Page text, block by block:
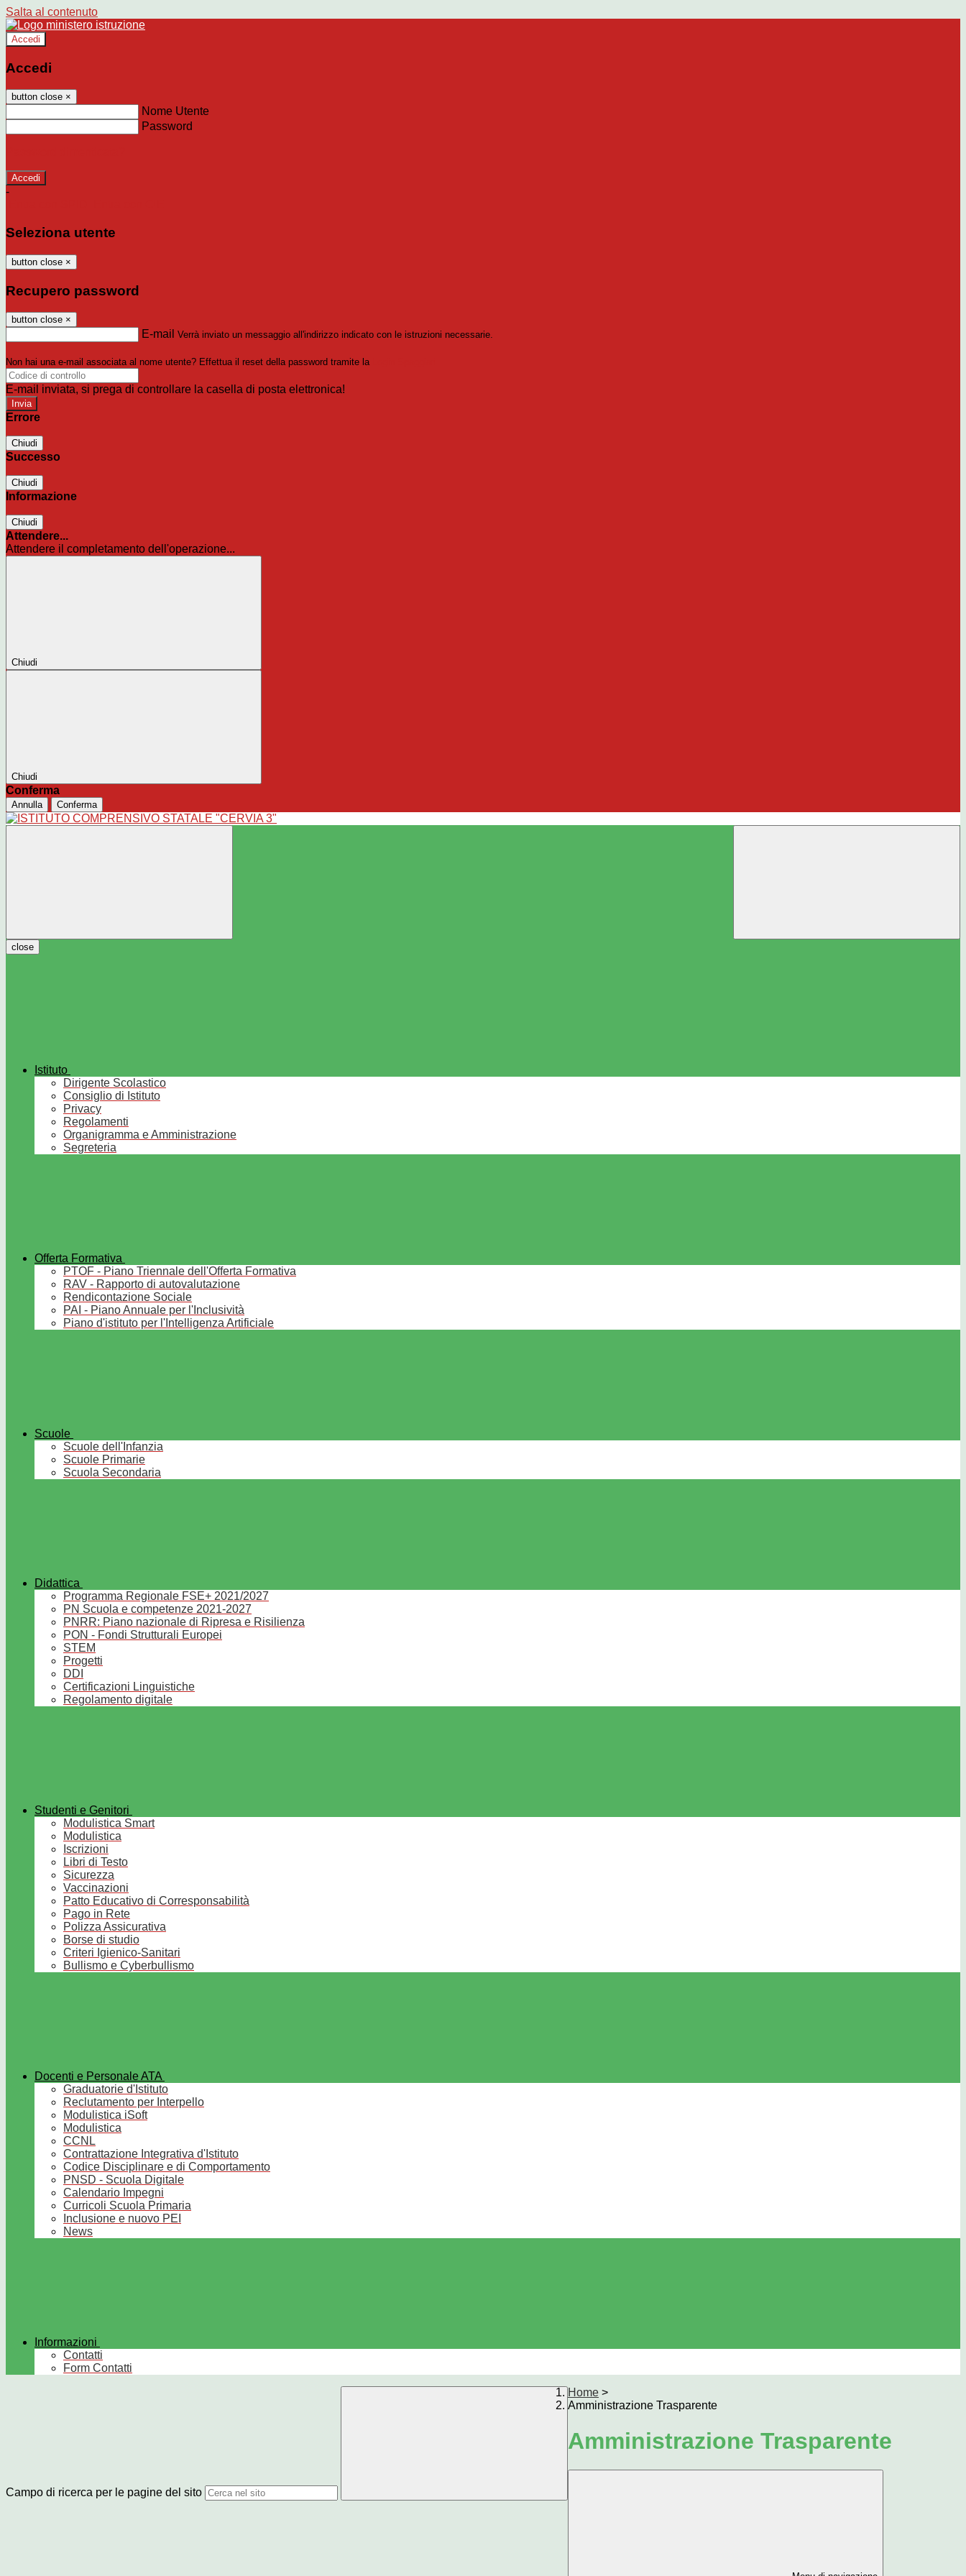
Salta al contenuto
Accedi
Accedi
button close ×
Nome Utente
Password
-
Seleziona utente
button close ×
Recupero password
button close ×
E-mail Verrà inviato un messaggio all'indirizzo indicato con le istruzioni necessarie.
Non hai una e-mail associata al nome utente? Effettua il reset della password tramite la
E-mail inviata, si prega di controllare la casella di posta elettronica!
Errore
Chiudi
Successo
Chiudi
Informazione
Chiudi
Attendere...
Attendere il completamento dell'operazione...
Chiudi
Chiudi
Conferma
Annulla Conferma
close
Istituto
Dirigente Scolastico
Consiglio di Istituto
Privacy
Regolamenti
Organigramma e Amministrazione
Segreteria
Offerta Formativa
PTOF - Piano Triennale dell'Offerta Formativa
RAV - Rapporto di autovalutazione
Rendicontazione Sociale
PAI - Piano Annuale per l'Inclusività
Piano d'istituto per l'Intelligenza Artificiale
Scuole
Scuole dell'Infanzia
Scuole Primarie
Scuola Secondaria
Didattica
Programma Regionale FSE+ 2021/2027
PN Scuola e competenze 2021-2027
PNRR: Piano nazionale di Ripresa e Risilienza
PON - Fondi Strutturali Europei
STEM
Progetti
DDI
Certificazioni Linguistiche
Regolamento digitale
Studenti e Genitori
Modulistica Smart
Modulistica
Iscrizioni
Libri di Testo
Sicurezza
Vaccinazioni
Patto Educativo di Corresponsabilità
Pago in Rete
Polizza Assicurativa
Borse di studio
Criteri Igienico-Sanitari
Bullismo e Cyberbullismo
Docenti e Personale ATA
Graduatorie d'Istituto
Reclutamento per Interpello
Modulistica iSoft
Modulistica
CCNL
Contrattazione Integrativa d'Istituto
Codice Disciplinare e di Comportamento
PNSD - Scuola Digitale
Calendario Impegni
Curricoli Scuola Primaria
Inclusione e nuovo PEI
News
Informazioni
Contatti
Form Contatti
Campo di ricerca per le pagine del sito
Home >
Amministrazione Trasparente
Amministrazione Trasparente